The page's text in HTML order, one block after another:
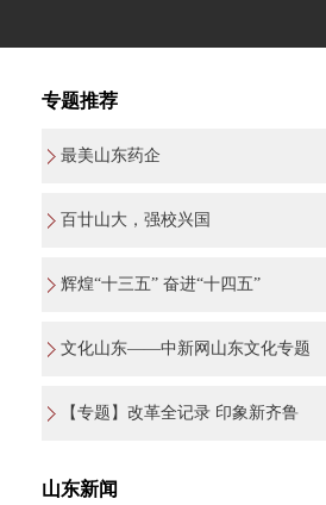
专题推荐
最美山东药企
百廿山大，强校兴国
辉煌“十三五” 奋进“十四五”
文化山东——中新网山东文化专题
【专题】改革全记录 印象新齐鲁
山东新闻